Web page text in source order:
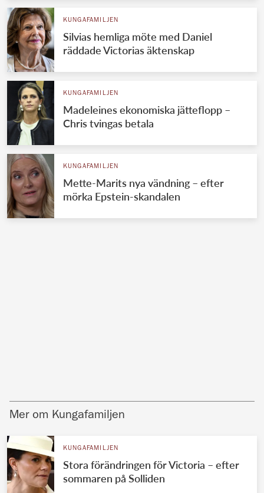
KUNGAFAMILJEN
Silvias hemliga möte med Daniel
räddade Victorias äktenskap
KUNGAFAMILJEN
Madeleines ekonomiska jätteflopp –
Chris tvingas betala
KUNGAFAMILJEN
Mette-Marits nya vändning – efter
mörka Epstein-skandalen
Mer om Kungafamiljen
KUNGAFAMILJEN
Stora förändringen för Victoria – efter
sommaren på Solliden